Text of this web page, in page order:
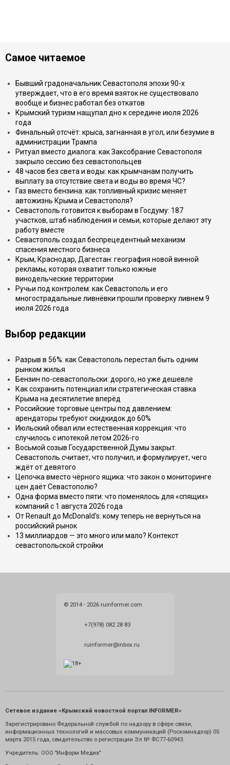
Самое читаемое
Бывший градоначальник Севастополя эпохи 90-х
утверждает, что в его время взяток не существовало
вообще и бизнес работал без откатов
Крымский туризм нащупал дно к середине июля 2026
года
Финальный отсчёт: крыса, загнанная в угол, или безумие в
администрации Трампа
Ритуал вместо диалога: как Заксобрание Севастополя
закрыло сессию без севастопольцев
48 часов без света и воды: как крымчанам получить
выплату за отсутствие света и воды во время ЧС?
Газ вместо бензина: как топливный кризис меняет
автожизнь Крыма и Севастополя?
Севастополь готовится к выборам в Госдуму: 187
участков, штаб наблюдения и семьи, которые делают эту
работу вместе
Севастополь создал беспрецедентный механизм
спасения местного бизнеса
Крым, Краснодар, Дагестан: география новой винной
рекламы, которая охватит только южные
винодельческие территории
Ручьи под контролем: как Севастополь и его
многострадальные ливнёвки прошли проверку ливнем 9
июля 2026 года
Выбор редакции
Разрыв в 56%: как Севастополь перестал быть одним
рынком жилья
Бензин по-севастопольски: дорого, но уже дешевле
Как сохранить потенциал или стратегическая ставка
Крыма на десятилетие вперёд
Российские торговые центры под давлением:
арендаторы требуют скидкидок до 60%
Июльский обвал или естественная коррекция: что
случилось с ипотекой летом 2026-го
Восьмой созыв Государственной Думы закрыт.
Севастополь считает, что получил, и формулирует, чего
ждёт от девятого
Цепочка вместо чёрного ящика: что закон о мониторинге
цен даёт Севастополю?
Одна форма вместо пяти: что поменялось для «спящих»
компаний с 1 августа 2026 года
От Renault до McDonald's: кому теперь не вернуться на
российский рынок
13 миллиардов — это много или мало? Контекст
севастопольской стройки
© 2014 - 2026 ruinformer.com
+7(978) 082 28 83
ruinformer@inbox.ru
Сетевое издание «Крымский новостной портал INFORMER»
Зарегистрировано Федеральной службой по надзору в сфере связи,
информационных технологий и массовых коммуникаций (Роскомнадзор) 05
марта 2015 года, свидетельство о регистрации Эл № ФС77-60943.
Учредитель: ООО "Информ Медиа"